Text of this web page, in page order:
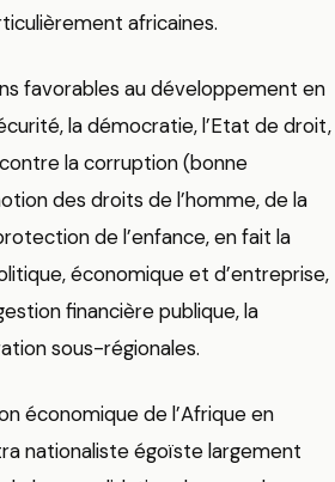
africaines.
favorables au développement en
la démocratie, l’Etat de droit,
la corruption (bonne
des droits de l’homme, de la
de l’enfance, en fait la
économique et d’entreprise,
financière publique, la
sous-régionales.
économique de l’Afrique en
nationaliste égoïste largement